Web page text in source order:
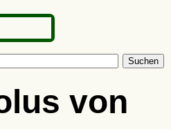
Suchen
von